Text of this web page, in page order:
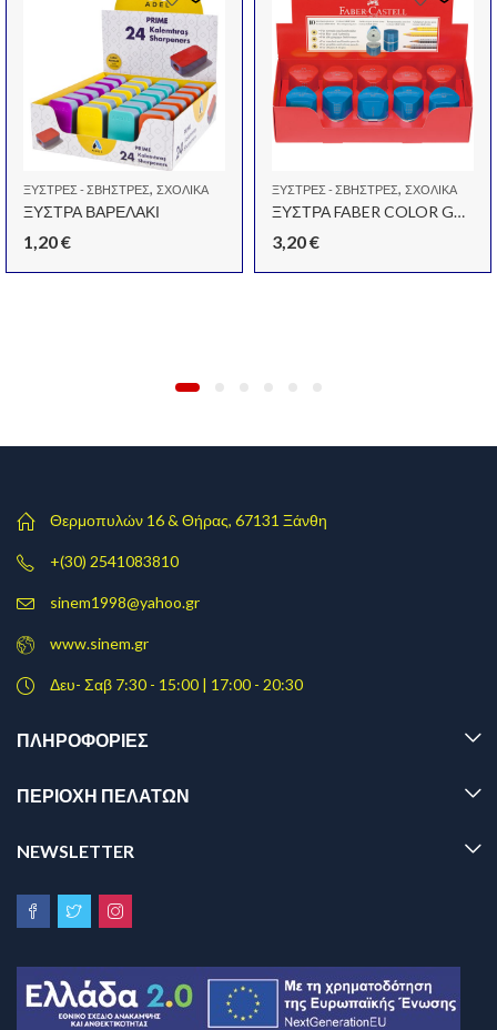
ΞΎΣΤΡΕΣ - ΣΒΉΣΤΡΕΣ, ΣΧΟΛΙΚΆ
ΞΥΣΤΡΑ ΒΑΡΕΛΑΚΙ
1,20€
ΞΎΣΤΡΕΣ - ΣΒΉΣΤΡΕΣ, ΣΧΟΛΙΚΆ
ΞΥΣΤΡΑ FABER COLOR GRIP 201
3,20€
Θερμοπυλών 16 & Θήρας, 67131 Ξάνθη
+(30) 2541083810
sinem1998@yahoo.gr
www.sinem.gr
Δευ- Σαβ 7:30 - 15:00 | 17:00 - 20:30
ΠΛΗΡΟΦΟΡΊΕΣ
ΠΕΡΙΟΧΗ ΠΕΛΑΤΩΝ
NEWSLETTER